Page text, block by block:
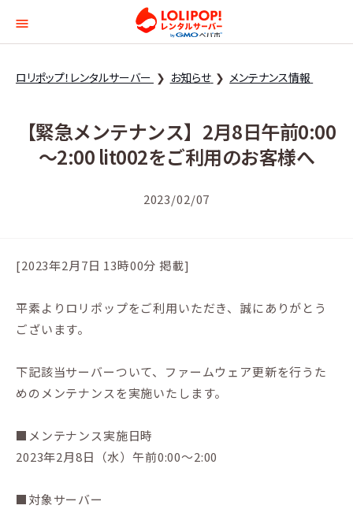
ロリポップ！レンタル
ロリポップ！レンタルサーバー お知らせ メンテナンス情報
【緊急メンテナンス】2月8日午前0:00
～2:00 lit002をご利用のお客様へ
2023/02/07
[2023年2月7日 13時00分 掲載]
平素よりロリポップをご利用いただき、誠にありがとう
ございます。
下記該当サーバーついて、ファームウェア更新を行うた
めのメンテナンスを実施いたします。
■メンテナンス実施日時
2023年2月8日（水）午前0:00～2:00
■対象サーバー